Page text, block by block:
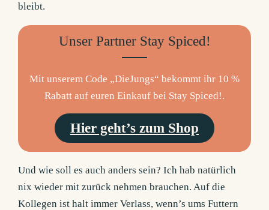
bleibt.
Unser Partner Stay Spiced!
Mit unserem Code „DieJungs“ bekommt ihr 10 %
Rabatt auf euren Einkauf bei Stay Spiced!.
Hier geht’s zum Shop
Und wie soll es auch anders sein? Ich hab natürlich
nix wieder mit zurück nehmen brauchen. Auf die
Kollegen ist halt immer Verlass, wenn’s ums Futtern